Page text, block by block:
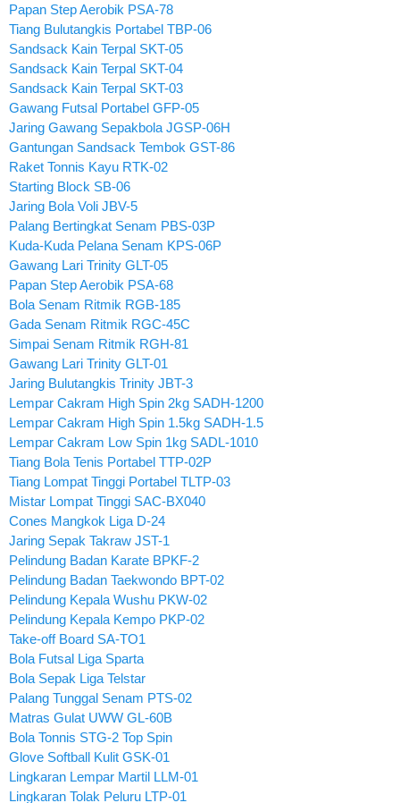
Papan Step Aerobik PSA-78
Tiang Bulutangkis Portabel TBP-06
Sandsack Kain Terpal SKT-05
Sandsack Kain Terpal SKT-04
Sandsack Kain Terpal SKT-03
Gawang Futsal Portabel GFP-05
Jaring Gawang Sepakbola JGSP-06H
Gantungan Sandsack Tembok GST-86
Raket Tonnis Kayu RTK-02
Starting Block SB-06
Jaring Bola Voli JBV-5
Palang Bertingkat Senam PBS-03P
Kuda-Kuda Pelana Senam KPS-06P
Gawang Lari Trinity GLT-05
Papan Step Aerobik PSA-68
Bola Senam Ritmik RGB-185
Gada Senam Ritmik RGC-45C
Simpai Senam Ritmik RGH-81
Gawang Lari Trinity GLT-01
Jaring Bulutangkis Trinity JBT-3
Lempar Cakram High Spin 2kg SADH-1200
Lempar Cakram High Spin 1.5kg SADH-1.5
Lempar Cakram Low Spin 1kg SADL-1010
Tiang Bola Tenis Portabel TTP-02P
Tiang Lompat Tinggi Portabel TLTP-03
Mistar Lompat Tinggi SAC-BX040
Cones Mangkok Liga D-24
Jaring Sepak Takraw JST-1
Pelindung Badan Karate BPKF-2
Pelindung Badan Taekwondo BPT-02
Pelindung Kepala Wushu PKW-02
Pelindung Kepala Kempo PKP-02
Take-off Board SA-TO1
Bola Futsal Liga Sparta
Bola Sepak Liga Telstar
Palang Tunggal Senam PTS-02
Matras Gulat UWW GL-60B
Bola Tonnis STG-2 Top Spin
Glove Softball Kulit GSK-01
Lingkaran Lempar Martil LLM-01
Lingkaran Tolak Peluru LTP-01